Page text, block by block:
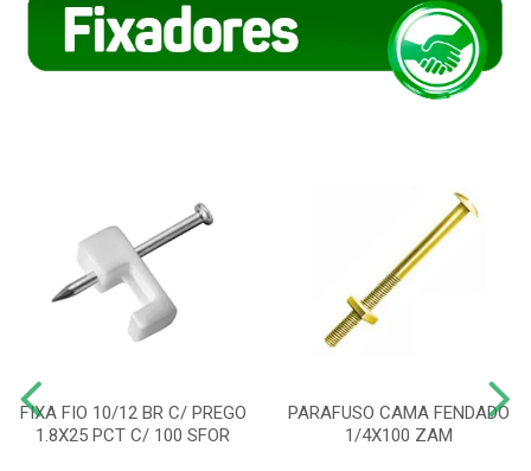
FIXA FIO 10/12 BR C/ PREGO
1.8X25 PCT C/ 100 SFOR
PARAFUSO CAMA FENDADO
1/4X100 ZAM